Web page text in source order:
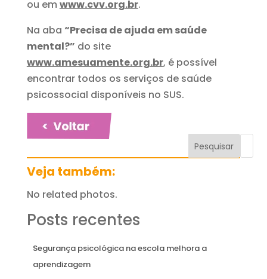
ou em www.cvv.org.br.
Na aba “Precisa de ajuda em saúde
mental?” do site
www.amesuamente.org.br, é possível
encontrar todos os serviços de saúde
psicossocial disponíveis no SUS.
Veja também:
No related photos.
Pesquisar
Posts recentes
Segurança psicológica na escola melhora a
aprendizagem